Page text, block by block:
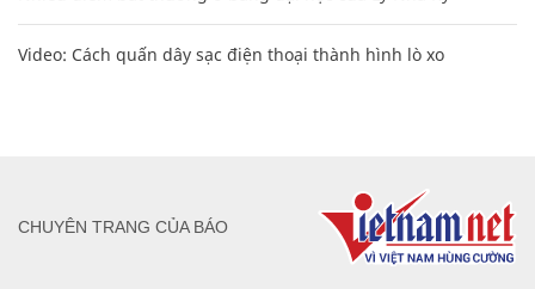
Video: Cách quấn dây sạc điện thoại thành hình lò xo
CHUYÊN TRANG CỦA BÁO